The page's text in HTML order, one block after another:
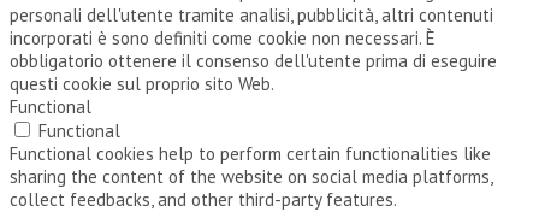
personali dell'utente tramite analisi, pubblicità, altri contenuti
incorporati è sono definiti come cookie non necessari. È
obbligatorio ottenere il consenso dell'utente prima di eseguire
questi cookie sul proprio sito Web.
Functional
Functional
Functional cookies help to perform certain functionalities like
sharing the content of the website on social media platforms,
collect feedbacks, and other third-party features.